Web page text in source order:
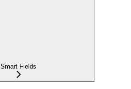
Smart Fields